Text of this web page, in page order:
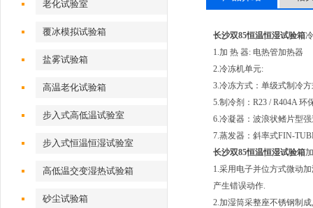
老化试验室
覆冰模拟试验箱
盐雾试验箱
高温老化试验箱
步入式高低温试验室
步入式恒温恒湿试验室
高低温交变湿热试验箱
砂尘试验箱
长沙双85恒温恒湿试验箱
1.加 热 器: 电热管加热器
2.冷冻机单元:
3.冷冻方式：单级式制冷
5.制冷剂：R23 / R404A 环
6.冷凝器：波浪状鳍片型
7.蒸发器：斜率式FIN-
长沙双85恒温恒湿试验箱
1.采用电子并位方式微动
产生错误动作.
2.加湿筒采整座不锈钢制